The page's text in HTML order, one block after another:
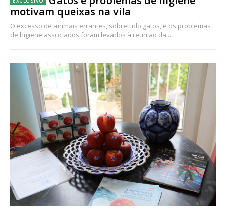
motivam queixas na vila
O excesso de animais errantes, sobretudo gatos, e os problemas
de higiene associados foram levados à reunião da...